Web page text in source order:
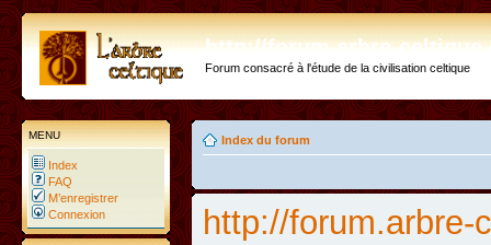
http://forum.arbre-
Forum consacré à l'étude de la civilisation celtique
MENU
Index
FAQ
M’enregistrer
Connexion
Index du forum
http://forum.arbre-